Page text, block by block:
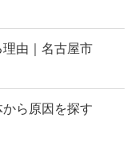
由｜名古屋市
ら原因を探す